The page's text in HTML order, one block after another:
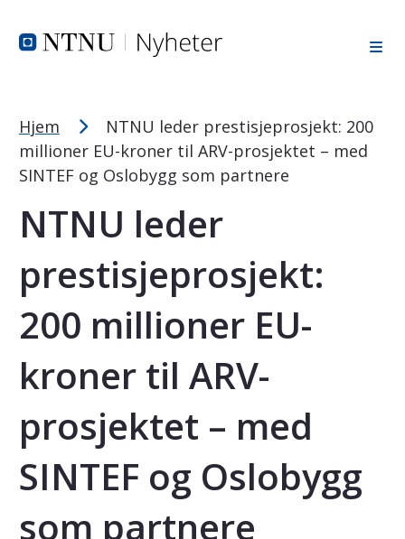
PC: Press ned CTRL og klikk på + (pluss) for å forstørre
Hjem
NTNU leder prestisjeprosjekt: 200
millioner EU-kroner til ARV-prosjektet – med
SINTEF og Oslobygg som partnere
NTNU leder
prestisjeprosjekt:
200 millioner EU-
kroner til ARV-
prosjektet – med
SINTEF og Oslobygg
som partnere